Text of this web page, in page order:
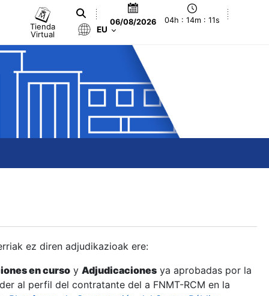
Tienda
Virtual
06/08/2026 04h : 14m : 12s
EU
ez diren adjudikazioak ere:
en curso y Adjudicaciones ya aprobadas por la
al perfil del contratante del a FNMT-RCM en la